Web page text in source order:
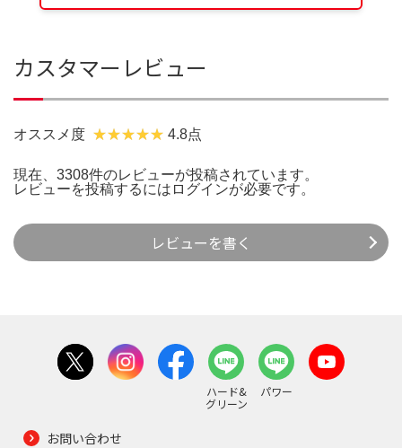
カスタマーレビュー
オススメ度 4.8点
現在、3308件のレビューが投稿されています。
レビューを投稿するには ログインが必要です。
レビューを書く
ハード&
グリーン
パワー
お問い合わせ